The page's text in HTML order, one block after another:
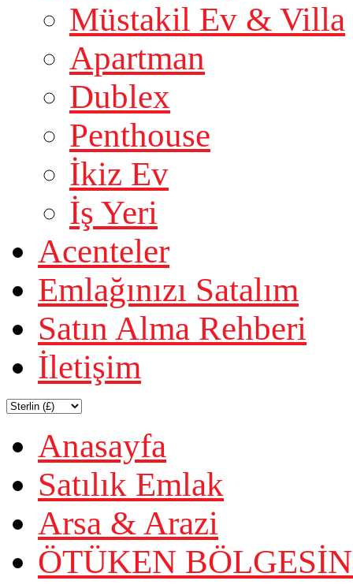
Müstakil Ev & Villa
Apartman
Dublex
Penthouse
İkiz Ev
İş Yeri
Acenteler
Emlağınızı Satalım
Satın Alma Rehberi
İletişim
Anasayfa
Satılık Emlak
Arsa & Arazi
ÖTÜKEN